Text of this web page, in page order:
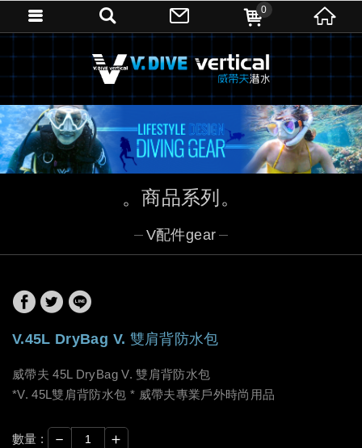
商品系列
V配件gear
V.45L DryBag V. 雙肩背防水包
威帶夫 45L DryBag V. 雙肩背防水包
*V. 45L雙肩背防水包 * 威帶夫專業戶外時尚用品
數量 : － ＋
0